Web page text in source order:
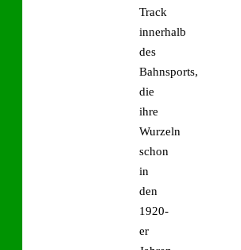
Track
innerhalb
des
Bahnsports,
die
ihre
Wurzeln
schon
in
den
1920-
er